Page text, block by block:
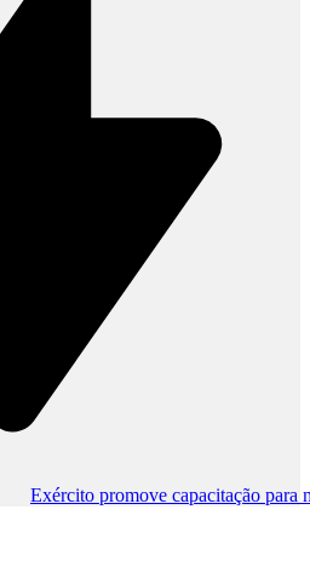
Exército promove capacitação para